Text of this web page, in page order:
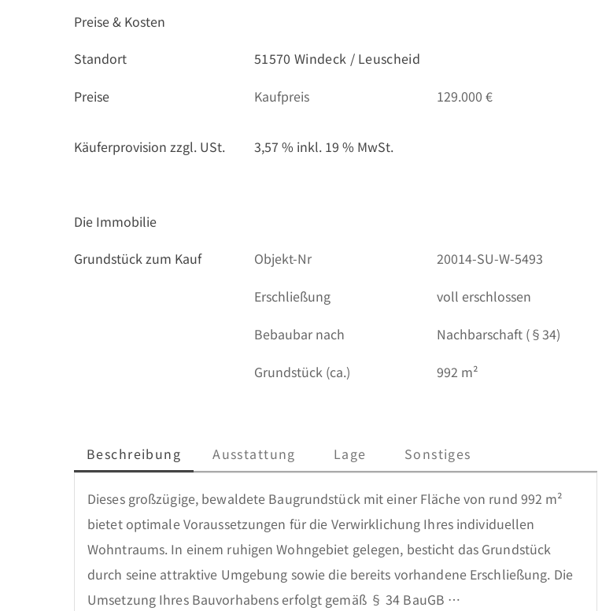
Preise & Kosten
Standort
51570 Windeck / Leuscheid
Preise
Kaufpreis 129.000 €
Käuferprovision zzgl. USt. 3,57 % inkl. 19 % MwSt.
Die Immobilie
Grundstück zum Kauf
Objekt-Nr
20014-SU-W-5493
Erschließung
voll erschlossen
Bebaubar nach
Nachbarschaft (§34)
Grundstück (ca.)
992 m²
Beschreibung Ausstattung Lage Sonstiges
Dieses großzügige, bewaldete Baugrundstück mit einer Fläche von rund 992 m²
bietet optimale Voraussetzungen für die Verwirklichung Ihres individuellen
Wohntraums. In einem ruhigen Wohngebiet gelegen, besticht das Grundstück
durch seine attraktive Umgebung sowie die bereits vorhandene Erschließung. Die
Umsetzung Ihres Bauvorhabens erfolgt gemäß § 34 BauGB